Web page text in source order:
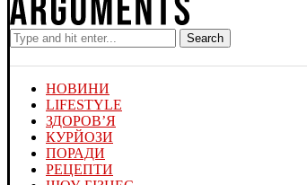
Search
НОВИНИ
LIFESTYLE
ЗДОРОВ’Я
КУРЙОЗИ
ПОРАДИ
РЕЦЕПТИ